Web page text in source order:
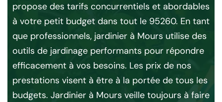
propose des tarifs concurrentiels et abordables
à votre petit budget dans tout le 95260. En tant
que professionnels, jardinier à Mours utilise des
outils de jardinage performants pour répondre
efficacement à vos besoins. Les prix de nos
prestations visent à être à la portée de tous les
budgets. Jardinier à Mours veille toujours à faire